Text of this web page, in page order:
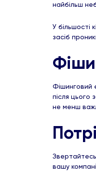
найбільш
У більшості
засіб
Фішинговий
після цього
не менш
вашу